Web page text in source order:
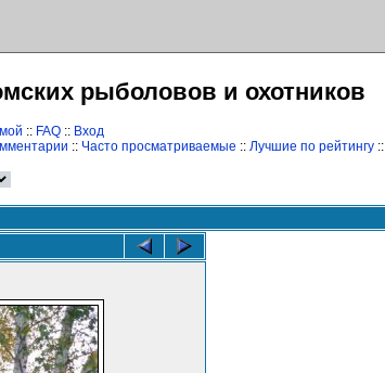
рыболовов и охотников
:: FAQ :: Вход
:: Часто просматриваемые :: Лучшие по рейтингу::